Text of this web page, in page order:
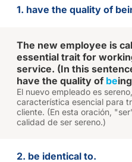
1. have the quality of
The new employee is
essential trait for
service. (In this
have the quality of be
El nuevo empleado es
característica esencial para
cliente. (En esta oración,
calidad de ser sereno.)
2. be identical to.